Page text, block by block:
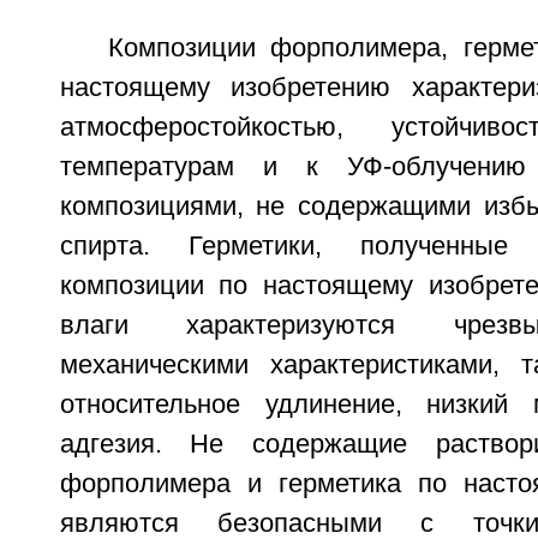
Композиции форполимера,
настоящему изобретению
атмосферостойкостью,
температурам и к УФ-
композициями, не содержащими
спирта. Герметики,
композиции по настоящему
влаги характеризуются
механическими характеристиками,
относительное удлинение,
адгезия. Не содержащие
форполимера и герметика по
являются безопасными с